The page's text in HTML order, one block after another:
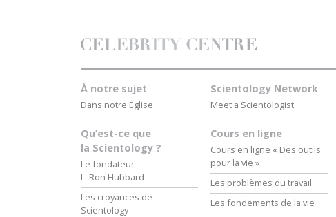
À notre sujet
Dans notre Église
Qu’est-ce que
la Scientology ?
Le fondateur
L. Ron Hubbard
Les croyances de
Scientology
Scientology Network
Meet a Scientologist
Cours en ligne
Cours en ligne « Des outils
pour la vie »
Les problèmes du travail
Les fondements de la vie